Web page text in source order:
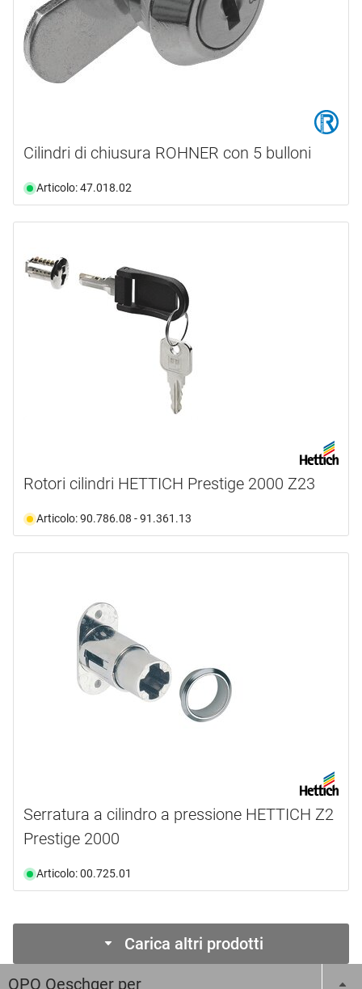
Cilindri di chiusura ROHNER con 5 bulloni
Articolo: 47.018.02
Rotori cilindri HETTICH Prestige 2000 Z23
Articolo: 90.786.08 - 91.361.13
Serratura a cilindro a pressione HETTICH Z2
Prestige 2000
Articolo: 00.725.01
Carica altri prodotti
OPO Oeschger per